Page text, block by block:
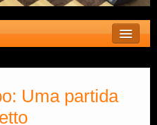
Uma partida